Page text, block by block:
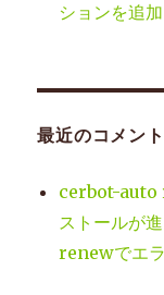
ションを追加
最近のコメント
cerbot-auto
ストールが
renewでエ